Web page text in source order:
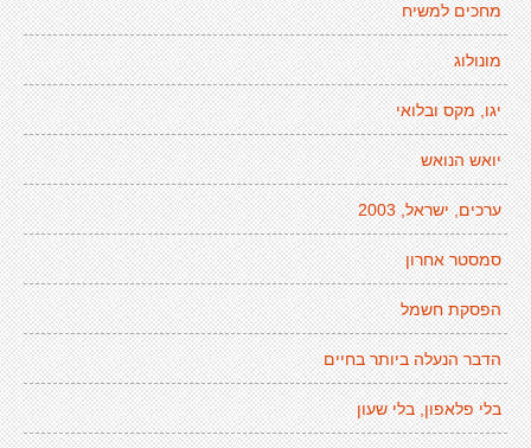
מחכים למשיח
מונולוג
יגו, מקס ובלואי
יואש הנואש
ערכים, ישראל, 2003
סמסטר אחרון
הפסקת חשמל
הדבר הנעלה ביותר בחיים
בלי פלאפון, בלי שעון